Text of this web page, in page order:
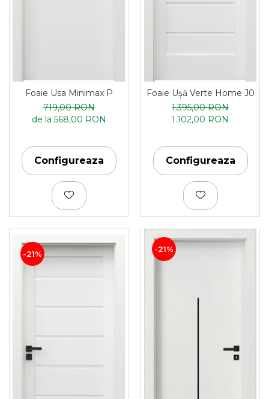
Foaie Usa Minimax P
719,00 RON
de la 568,00 RON
Configureaza
Foaie Ușă Verte Home J0
1.395,00 RON
1.102,00 RON
Configureaza
-21% -21%